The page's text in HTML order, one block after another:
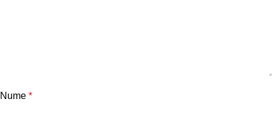
Nume *